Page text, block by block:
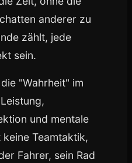
anderer zu
zählt, jede
sein.
"Wahrheit" im
und mentale
Teamtaktik,
Fahrer, sein Rad